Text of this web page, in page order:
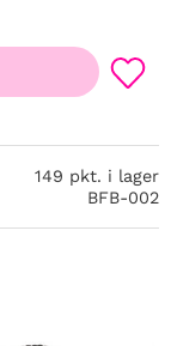
Lägg
149 pkt. i lager
BFB-002